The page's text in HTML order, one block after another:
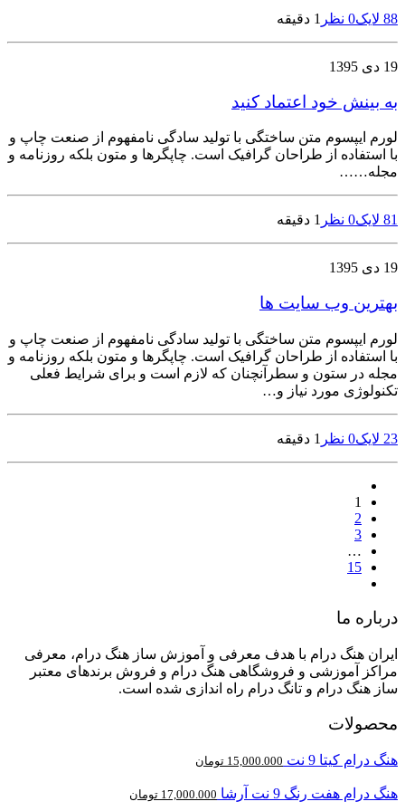
88 لایک0 نظر 1 دقیقه
19 دی 1395
به بینش خود اعتماد کنید
لورم ایپسوم متن ساختگی با تولید سادگی نامفهوم از صنعت چاپ و
با استفاده از طراحان گرافیک است. چاپگرها و متون بلکه روزنامه و
مجله……
81 لایک0 نظر 1 دقیقه
19 دی 1395
بهترین وب سایت ها
لورم ایپسوم متن ساختگی با تولید سادگی نامفهوم از صنعت چاپ و
با استفاده از طراحان گرافیک است. چاپگرها و متون بلکه روزنامه و
مجله در ستون و سطرآنچنان که لازم است و برای شرایط فعلی
تکنولوژی مورد نیاز و…
23 لایک0 نظر 1 دقیقه
1
2
3
…
15
درباره ما
ایران هنگ درام با هدف معرفی و آموزش ساز هنگ درام، معرفی
مراکز آموزشی و فروشگاهی هنگ درام و فروش برندهای معتبر
ساز هنگ درام و تانگ درام راه اندازی شده است.
محصولات
هنگ درام کیتا 9 نت 15,000.000 تومان
هنگ درام هفت رنگ 9 نت آرشا 17,000.000 تومان